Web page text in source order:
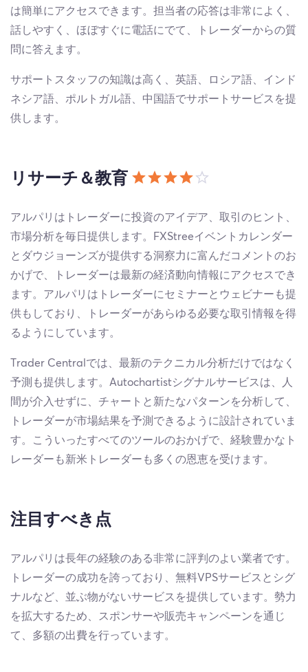
は簡単にアクセスできます。担当者の応答は非常によく、
話しやすく、ほぼすぐに電話にでて、トレーダーからの質
問に答えます。
サポートスタッフの知識は高く、英語、ロシア語、インド
ネシア語、ポルトガル語、中国語でサポートサービスを提
供します。
リサーチ＆教育
アルパリはトレーダーに投資のアイデア、取引のヒント、
市場分析を毎日提供します。FXStreeイベントカレンダー
とダウジョーンズが提供する洞察力に富んだコメントのお
かげで、トレーダーは最新の経済動向情報にアクセスでき
ます。アルパリはトレーダーにセミナーとウェビナーも提
供もしており、トレーダーがあらゆる必要な取引情報を得
るようにしています。
Trader Centralでは、最新のテクニカル分析だけではなく
予測も提供します。Autochartistシグナルサービスは、人
間が介入せずに、チャートと新たなパターンを分析して、
トレーダーが市場結果を予測できるように設計されていま
す。こういったすべてのツールのおかげで、経験豊かなト
レーダーも新米トレーダーも多くの恩恵を受けます。
注目すべき点
アルパリは長年の経験のある非常に評判のよい業者です。
トレーダーの成功を誇っており、無料VPSサービスとシグ
ナルなど、並ぶ物がないサービスを提供しています。勢力
を拡大するため、スポンサーや販売キャンペーンを通じ
て、多額の出費を行っています。